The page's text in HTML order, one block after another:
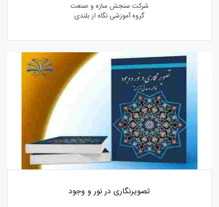
شرکت سنجش سازه و صنعت
گروه آموزشی نگاه از بلندی
تصویرنگاری در نور و وجود